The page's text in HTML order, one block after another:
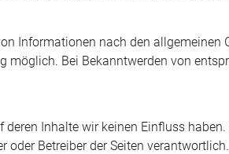
Informationen nach den
Bei Bekanntwerden von
Inhalte wir keinen Einfluss
oder Betreiber der Seiten